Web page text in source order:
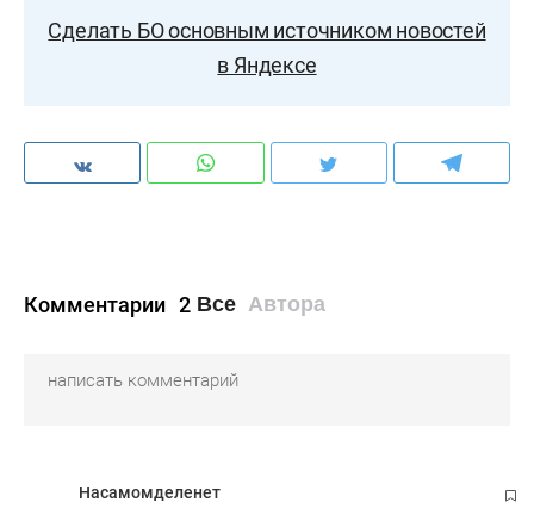
Сделать БО основным источником новостей
в Яндексе
Комментарии 2 Все Автора
Насамомделенет